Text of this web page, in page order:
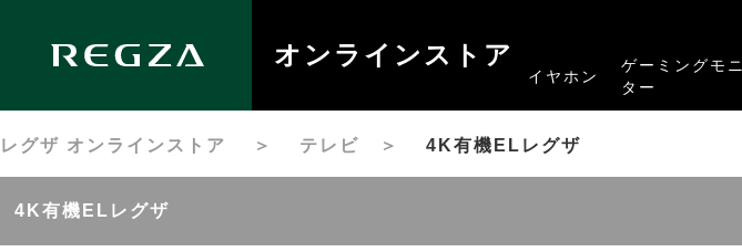
オンラインストア
イヤホン
RB-A1Sシリーズ
ゲーミングモニ
ター
レグザ オンラインストア ＞ テレビ ＞ 4K有機ELレグザ
4K有機ELレグザ